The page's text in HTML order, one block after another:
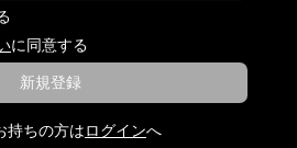
に同意する
新規登録
持ちの方はログインへ